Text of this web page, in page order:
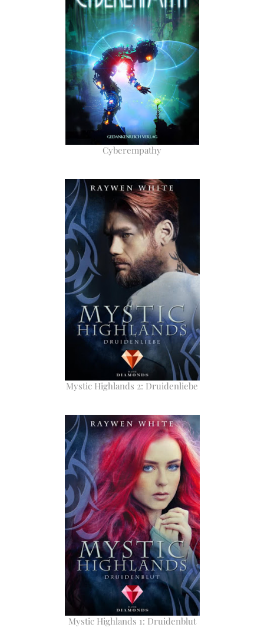
Cyberempathy
Mystic Highlands 2: Druidenliebe
Mystic Highlands 1: Druidenblut